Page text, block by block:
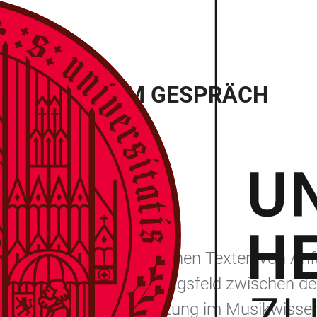
GARDI IM GESPRÄCH
7, 69117 Heidelberg
Gardi hat sich in seinen Texten von
dem „Spannungsfeld zwischen
einer Abendveranstaltung im